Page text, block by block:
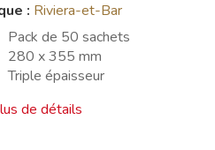
: Riviera-et-Bar
Pack de 50 sachets
280 x 355 mm
Triple épaisseur
de détails